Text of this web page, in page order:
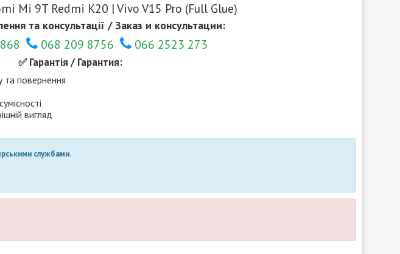
Mi 9T Redmi K20 | Vivo V15 Pro (Full Glue)
та консультації / Заказ и консультации:
068 209 8756 066 2523 273
✅ Гарантія / Гарантия:
та повернення
вигляд
службами.